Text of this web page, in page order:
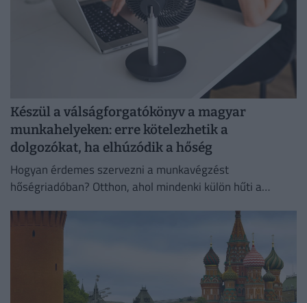
Készül a válságforgatókönyv a magyar
munkahelyeken: erre kötelezhetik a
dolgozókat, ha elhúzódik a hőség
Hogyan érdemes szervezni a munkavégzést
hőségriadóban? Otthon, ahol mindenki külön hűti a
irodaházban, ahol a hűtés központilag működik.